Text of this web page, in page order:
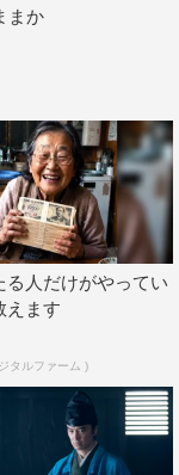
まか
る人だけがやってい
えます
タルファーム )